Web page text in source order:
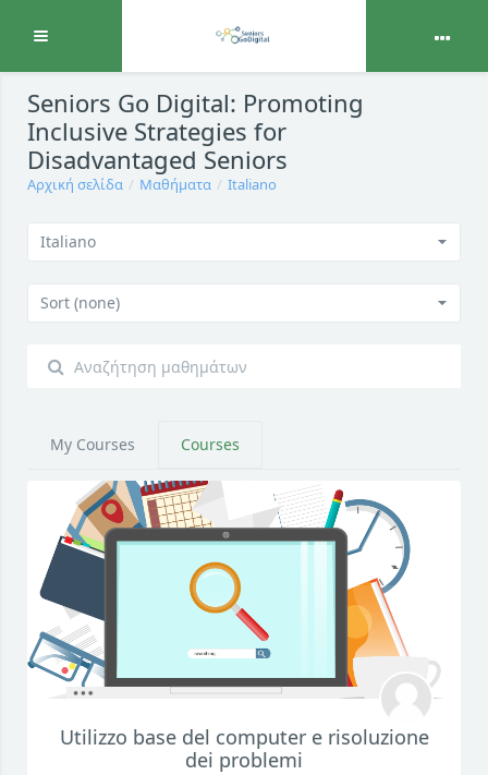
Ανάπτυξη
Seniors Go Digital: Promoting
Inclusive Strategies for
Disadvantaged Seniors
Αρχική σελίδα Μαθήματα Italiano
Italiano
Sort (none)
My Courses Courses
Utilizzo base del computer e risoluzione
dei problemi